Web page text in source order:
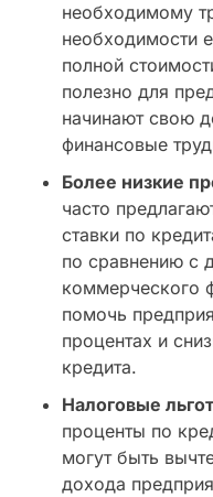
необходимому
необходимости
полной
полезно для
начинают свою
финансовые
Более низкие
часто
ставки по
по сравнению с
коммерческого
помочь
процентах и
кредита.
Налоговые
проценты по
могут быть
дохода